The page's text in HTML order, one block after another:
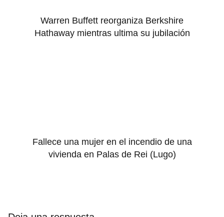
Warren Buffett reorganiza Berkshire
Hathaway mientras ultima su jubilación
Fallece una mujer en el incendio de una
vivienda en Palas de Rei (Lugo)